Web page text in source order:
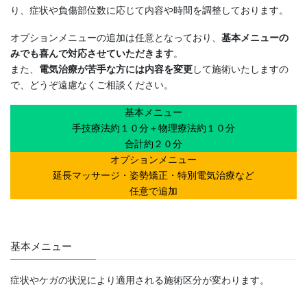
り、症状や負傷部位数に応じて内容や時間を調整しております。
オプションメニューの追加は任意となっており、 基本メニューの
みでも喜んで対応させていただきます。
また、 電気治療が苦手な方には内容を変更して施術いたしますの
で、どうぞ遠慮なくご相談ください。
基本メニュー
手技療法約１０分＋物理療法約１０分
合計約２０分
オプションメニュー
延長マッサージ・姿勢矯正・特別電気治療など
任意で追加
基本メニュー
症状やケガの状況により適用される施術区分が変わります。